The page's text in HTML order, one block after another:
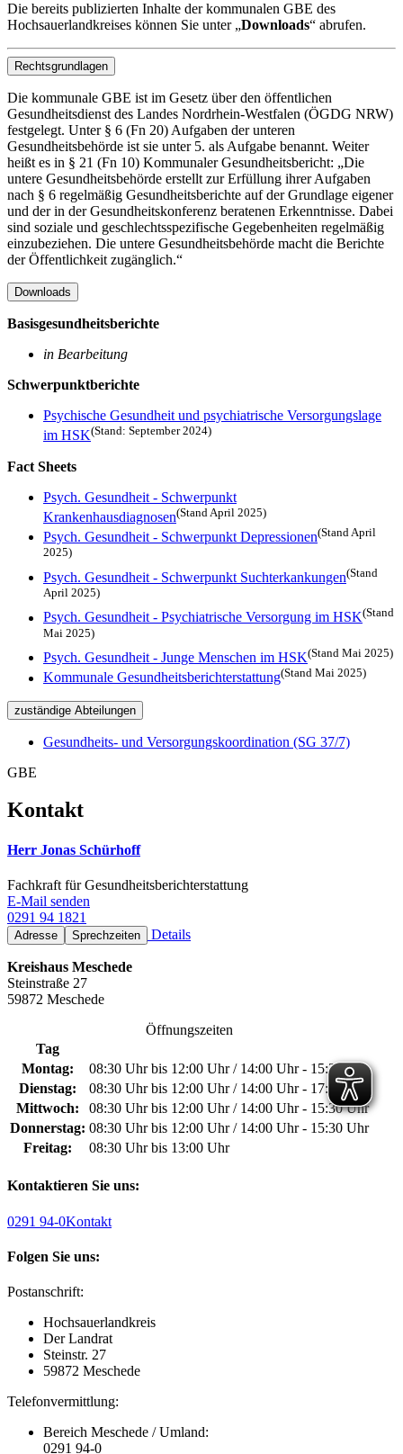
Die bereits publizierten Inhalte der kommunalen GBE des
Hochsauerlandkreises können Sie unter „Downloads“ abrufen.
Rechtsgrundlagen
Die kommunale GBE ist im Gesetz über den öffentlichen
Gesundheitsdienst des Landes Nordrhein-Westfalen (ÖGDG NRW)
festgelegt. Unter § 6 (Fn 20) Aufgaben der unteren
Gesundheitsbehörde ist sie unter 5. als Aufgabe benannt. Weiter
heißt es in § 21 (Fn 10) Kommunaler Gesundheitsbericht: „Die
untere Gesundheitsbehörde erstellt zur Erfüllung ihrer Aufgaben
nach § 6 regelmäßig Gesundheitsberichte auf der Grundlage eigener
und der in der Gesundheitskonferenz beratenen Erkenntnisse. Dabei
sind soziale und geschlechtsspezifische Gegebenheiten regelmäßig
einzubeziehen. Die untere Gesundheitsbehörde macht die Berichte
der Öffentlichkeit zugänglich.“
Downloads
Basisgesundheitsberichte
in Bearbeitung
Schwerpunktberichte
Psychische Gesundheit und psychiatrische Versorgungslage
im HSK(Stand: September 2024)
Fact Sheets
Psych. Gesundheit - Schwerpunkt
Krankenhausdiagnosen(Stand April 2025)
Psych. Gesundheit - Schwerpunkt Depressionen(Stand April
2025)
Psych. Gesundheit - Schwerpunkt Suchterkankungen(Stand
April 2025)
Psych. Gesundheit - Psychiatrische Versorgung im HSK(Stand
Mai 2025)
Psych. Gesundheit - Junge Menschen im HSK(Stand Mai 2025)
Kommunale Gesundheitsberichterstattung(Stand Mai 2025)
zuständige Abteilungen
Gesundheits- und Versorgungskoordination (SG 37/7)
GBE
Kontakt
Herr Jonas Schürhoff
Fachkraft für Gesundheitsberichterstattung
E-Mail senden
0291 94 1821
Adresse Sprechzeiten Details
Kreishaus Meschede
Steinstraße 27
59872 Meschede
Öffnungszeiten
Tag
Montag:
08:30 Uhr bis 12:00 Uhr / 14:00 Uhr - 15:30 Uhr
Dienstag:
08:30 Uhr bis 12:00 Uhr / 14:00 Uhr - 17:00 Uhr
Mittwoch:
08:30 Uhr bis 12:00 Uhr / 14:00 Uhr - 15:30 Uhr
Donnerstag: 08:30 Uhr bis 12:00 Uhr / 14:00 Uhr - 15:30 Uhr
Freitag:
08:30 Uhr bis 13:00 Uhr
Kontaktieren Sie uns:
0291 94-0Kontakt
Folgen Sie uns:
Postanschrift:
Hochsauerlandkreis
Der Landrat
Steinstr. 27
59872 Meschede
Telefonvermittlung:
Bereich Meschede / Umland:
0291 94-0